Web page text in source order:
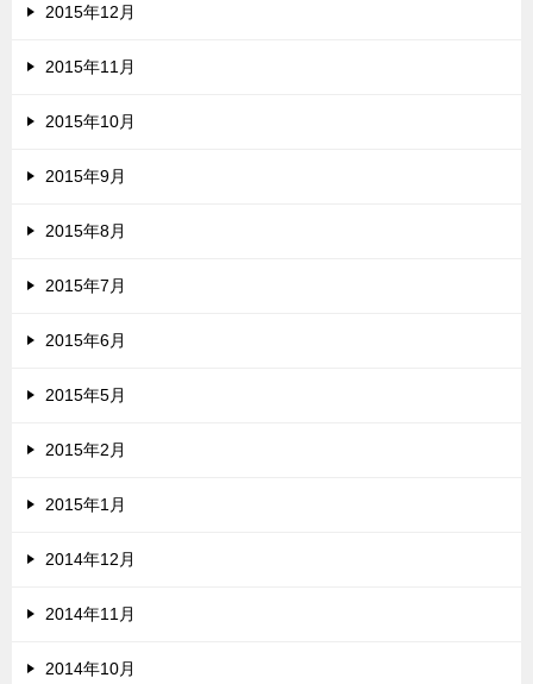
2015年12月
2015年11月
2015年10月
2015年9月
2015年8月
2015年7月
2015年6月
2015年5月
2015年2月
2015年1月
2014年12月
2014年11月
2014年10月